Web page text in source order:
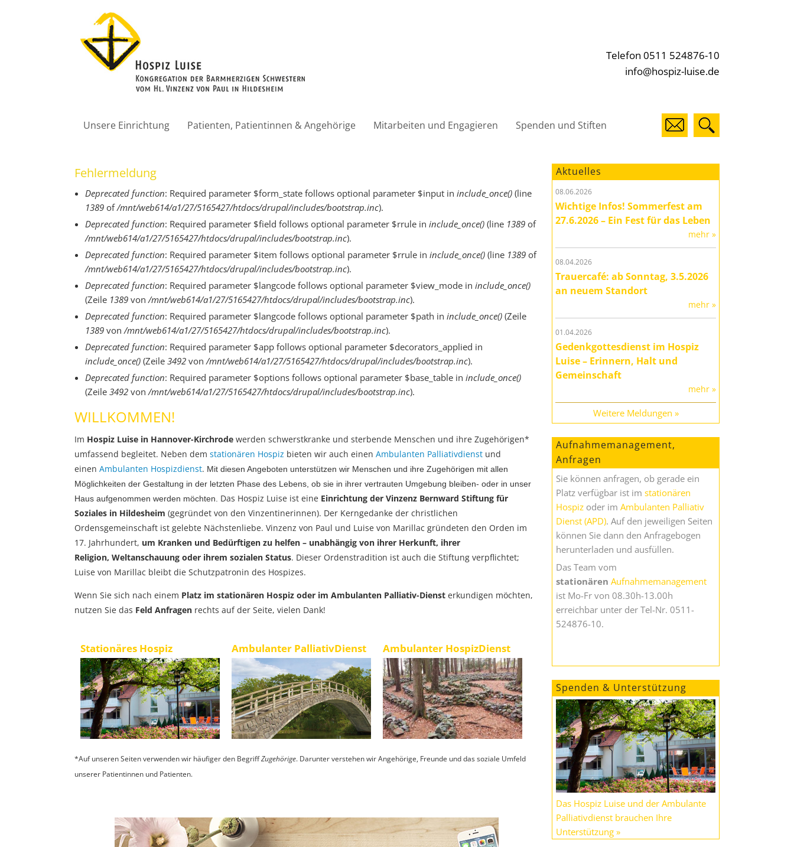
Unsere Einrichtung Patienten, Patientinnen & Angehörige Mitarbeiten und Engagieren Spenden und Stiften
Telefon 0511 524876-10
info@hospiz-luise.de
Fehlermeldung
Deprecated function: Required parameter $form_state follows optional parameter $input in include_once()(line
1389of/mnt/web614/a1/27/5165427/htdocs/drupal/includes/bootstrap.inc).
Deprecated function: Required parameter $field follows optional parameter $rrule in include_once()(line 1389of
/mnt/web614/a1/27/5165427/htdocs/drupal/includes/bootstrap.inc).
Deprecated function: Required parameter $item follows optional parameter $rrule in include_once()(line 1389of
/mnt/web614/a1/27/5165427/htdocs/drupal/includes/bootstrap.inc).
Deprecated function: Required parameter $langcode follows optional parameter $view_mode in include_once()
(Zeile 1389von/mnt/web614/a1/27/5165427/htdocs/drupal/includes/bootstrap.inc).
Deprecated function: Required parameter $langcode follows optional parameter $path in include_once()(Zeile
1389von/mnt/web614/a1/27/5165427/htdocs/drupal/includes/bootstrap.inc).
Deprecated function: Required parameter $app follows optional parameter $decorators_applied in
include_once()(Zeile 3492von/mnt/web614/a1/27/5165427/htdocs/drupal/includes/bootstrap.inc).
Deprecated function: Required parameter $options follows optional parameter $base_table in include_once()
(Zeile 3492von/mnt/web614/a1/27/5165427/htdocs/drupal/includes/bootstrap.inc).
WILLKOMMEN!
Im Hospiz Luise in Hannover-Kirchrodewerden schwerstkranke und sterbende Menschen und ihre Zugehörigen*
umfassend begleitet. Neben dem stationären Hospiz bieten wir auch einen Ambulanten Palliativdienst und
einen Ambulanten Hospizdienst. Mit diesen Angeboten unterstützen wir Menschen und ihre Zugehörigen mit allen
Möglichkeiten der Gestaltung in der letzten Phase des Lebens, ob sie in ihrer vertrauten Umgebung bleiben- oder in unser
Haus aufgenommen werden möchten. Das Hospiz Luise ist eine Einrichtung der Vinzenz Bernward Stiftung für
Soziales in Hildesheim (gegründet von den Vinzentinerinnen). Der Kerngedanke der christlichen
Ordensgemeinschaft ist gelebte Nächstenliebe. Vinzenz von Paul und Luise von Marillac gründeten den Orden im
17. Jahrhundert, um Kranken und Bedürftigen zu helfen – unabhängig von ihrer Herkunft, ihrer
Religion, Weltanschauung oder ihrem sozialen Status. Dieser Ordenstradition ist auch die Stiftung verpflichtet;
Luise von Marillac bleibt die Schutzpatronin des Hospizes.
Wenn Sie sich nach einem Platz im stationären Hospiz oder im Ambulanten Palliativ-Dienst erkundigen möchten,
nutzen Sie das Feld Anfragen rechts auf der Seite, vielen Dank!
Stationäres Hospiz Ambulanter PalliativDienst Ambulanter HospizDienst
*Auf unseren Seiten verwenden wir häufiger den BegriffZugehörige. Darunter verstehen wir Angehörige, Freunde und das soziale Umfeld
unserer Patientinnen und Patienten.
Aktuelles
08.06.2026
Wichtige Infos! Sommerfest am
27.6.2026 – Ein Fest für das Leben
mehr »
08.04.2026
Trauercafé: ab Sonntag, 3.5.2026
an neuem Standort
mehr »
01.04.2026
Gedenkgottesdienst im Hospiz
Luise – Erinnern, Halt und
Gemeinschaft
mehr »
Weitere Meldungen »
Aufnahmemanagement,
Anfragen
Sie können anfragen, ob gerade ein
Platz verfügbar ist im stationären
Hospizoder im Ambulanten Palliativ
Dienst (APD). Auf den jeweiligen Seiten
können Sie dann den Anfragebogen
herunterladen und ausfüllen.
Das Team vom
stationären Aufnahmemanagement
ist Mo-Fr von 08.30h-13.00h
erreichbar unter der Tel-Nr. 0511-
524876-10.
Spenden & Unterstützung
Das Hospiz Luise und der Ambulante
Palliativdienst brauchen Ihre
Unterstützung »